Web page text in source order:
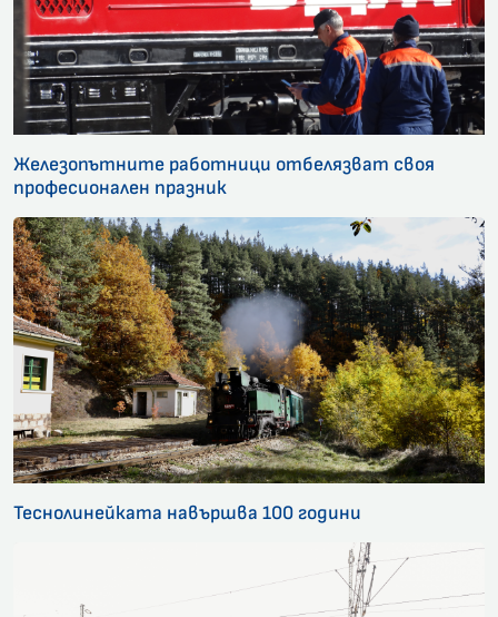
Железопътните работници отбелязват своя
професионален празник
Теснолинейката навършва 100 години